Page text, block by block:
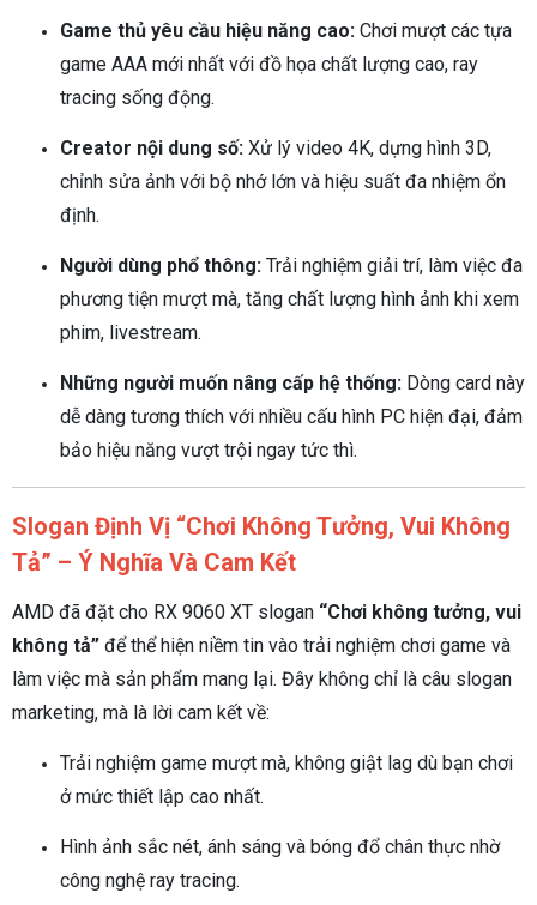
Game thủ yêu cầu hiệu năng cao: Chơi mượt các tựa
game AAA mới nhất với đồ họa chất lượng cao, ray
tracing sống động.
Creator nội dung số: Xử lý video 4K, dựng hình 3D,
chỉnh sửa ảnh với bộ nhớ lớn và hiệu suất đa nhiệm ổn
định.
Người dùng phổ thông: Trải nghiệm giải trí, làm việc đa
phương tiện mượt mà, tăng chất lượng hình ảnh khi xem
phim, livestream.
Những người muốn nâng cấp hệ thống: Dòng card này
dễ dàng tương thích với nhiều cấu hình PC hiện đại, đảm
bảo hiệu năng vượt trội ngay tức thì.
Slogan Định Vị “Chơi Không Tưởng, Vui Không
Tả” – Ý Nghĩa Và Cam Kết
AMD đã đặt cho RX 9060 XT slogan “Chơi không tưởng, vui
không tả” để thể hiện niềm tin vào trải nghiệm chơi game và
làm việc mà sản phẩm mang lại. Đây không chỉ là câu slogan
marketing, mà là lời cam kết về:
Trải nghiệm game mượt mà, không giật lag dù bạn chơi
ở mức thiết lập cao nhất.
Hình ảnh sắc nét, ánh sáng và bóng đổ chân thực nhờ
công nghệ ray tracing.